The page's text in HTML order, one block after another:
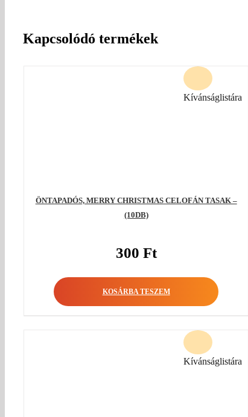
Kapcsolódó termékek
ÖNTAPADÓS, MERRY CHRISTMAS CELOFÁN TASAK –
(10DB)
300 Ft
KOSÁRBA TESZEM
Kívánságlistára
Kívánságlistára